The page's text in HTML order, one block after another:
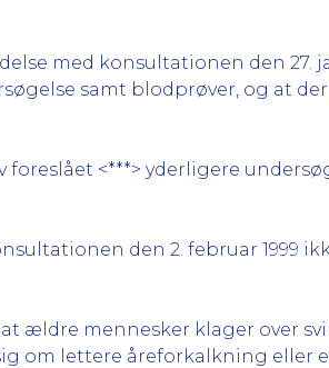
med konsultationen den 27.
samt blodprøver, og at
<***> yderligere
den 2. februar 1999
ældre mennesker klager over
om lettere åreforkalkning eller